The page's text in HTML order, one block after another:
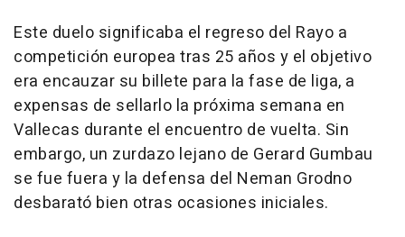
Este duelo significaba el regreso del Rayo a
competición europea tras 25 años y el objetivo
era encauzar su billete para la fase de liga, a
expensas de sellarlo la próxima semana en
Vallecas durante el encuentro de vuelta. Sin
embargo, un zurdazo lejano de Gerard Gumbau
se fue fuera y la defensa del Neman Grodno
desbarató bien otras ocasiones iniciales.